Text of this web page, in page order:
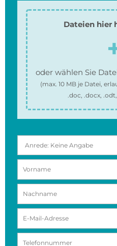
Dateien hier
oder wählen Sie
(max. 10 MBje Datei,
.doc, .docx,